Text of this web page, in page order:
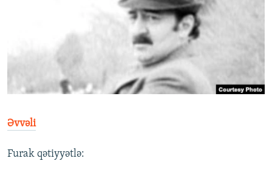
FOTOQALEREYA
İNFOQRAFIKA
KARIKATURA
AZƏRBAYCAN ƏDƏBIYYATI KITABXANASI
İSLAM VƏ DEMOKRATIYA
HAQQIMIZDA
MISSIYAMIZ
PEŞƏ ETIKASI VƏ JURNALISTIKA STANDARTLARIMIZ
AZADLIQRADIOSU MOBIL TELEFONUNUZDA
BIZIMLƏ ƏLAQƏ
RFE/RL-in bütün saytları
Əvvəli
Furak qətiyyətlə: